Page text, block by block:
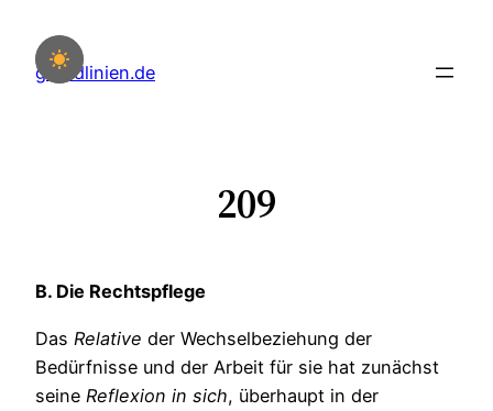
Inhalt
springen
grundlinien.de
209
B. Die Rechtspflege
Das Relative der Wechselbeziehung der
Bedürfnisse und der Arbeit für sie hat zunächst
seine Reflexion in sich, überhaupt in der